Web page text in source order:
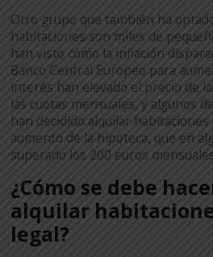
Otro grupo que también ha
habitaciones son miles de
han visto cómo la inflación
Banco Central Europeo para
interés han elevado el precio de
las cuotas mensuales, y algunos
han decidido alquilar
aumento de la hipoteca, que en
superado los 200 euros
¿Cómo se debe
alquilar
legal?